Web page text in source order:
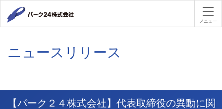
パーク２
メニュー
ニュースリリース
【パーク２４株式会社】代表取締役の異動に関